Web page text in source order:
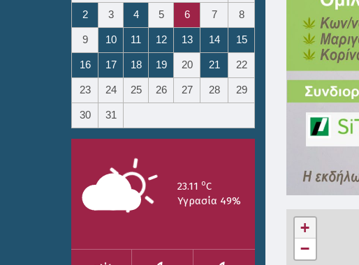
+
−
2 3 4 5 6 7 8
9 10 11 12 13 14 15
16 17 18 19 20 21 22
23 24 25 26 27 28 29
30 31
23.11 oC
Υγρασία 49%